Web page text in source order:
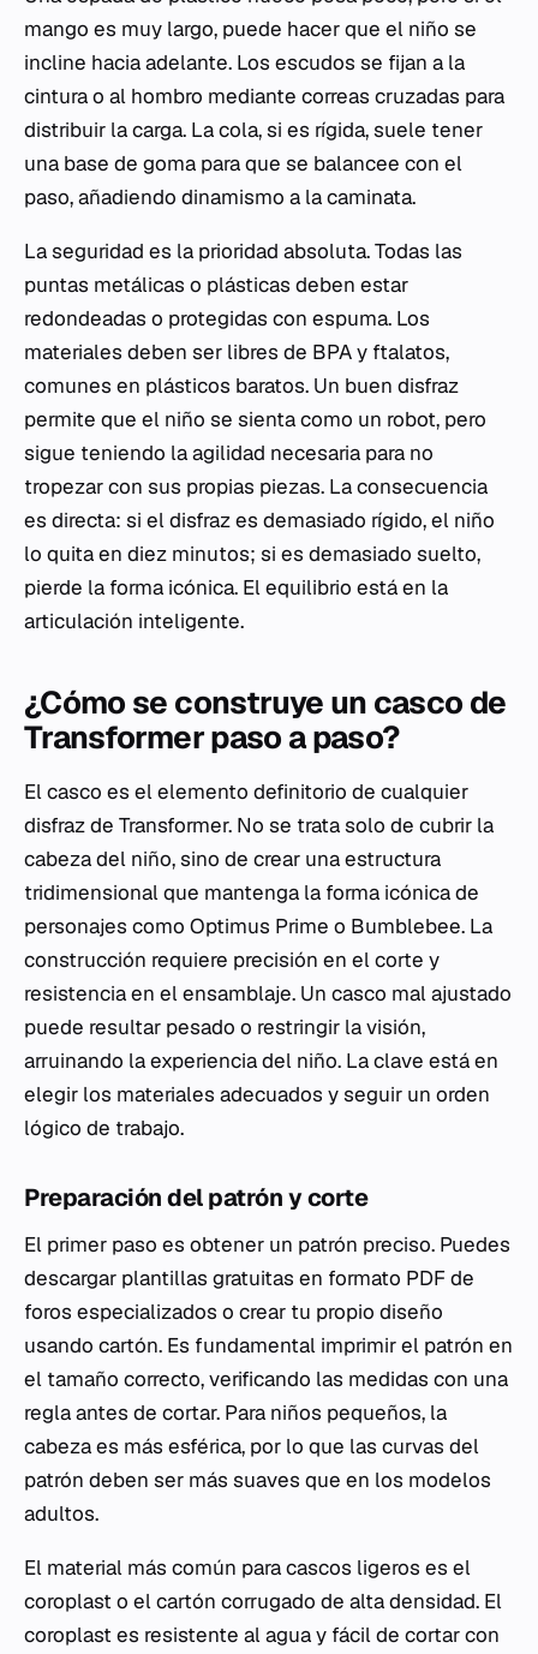
mango es muy largo, puede hacer que el niño se
incline hacia adelante. Los escudos se fijan a la
cintura o al hombro mediante correas cruzadas para
distribuir la carga. La cola, si es rígida, suele tener
una base de goma para que se balancee con el
paso, añadiendo dinamismo a la caminata.
La seguridad es la prioridad absoluta. Todas las
puntas metálicas o plásticas deben estar
redondeadas o protegidas con espuma. Los
materiales deben ser libres de BPA y ftalatos,
comunes en plásticos baratos. Un buen disfraz
permite que el niño se sienta como un robot, pero
sigue teniendo la agilidad necesaria para no
tropezar con sus propias piezas. La consecuencia
es directa: si el disfraz es demasiado rígido, el niño
lo quita en diez minutos; si es demasiado suelto,
pierde la forma icónica. El equilibrio está en la
articulación inteligente.
¿Cómo se construye un casco de
Transformer paso a paso?
El casco es el elemento definitorio de cualquier
disfraz de Transformer. No se trata solo de cubrir la
cabeza del niño, sino de crear una estructura
tridimensional que mantenga la forma icónica de
personajes como Optimus Prime o Bumblebee. La
construcción requiere precisión en el corte y
resistencia en el ensamblaje. Un casco mal ajustado
puede resultar pesado o restringir la visión,
arruinando la experiencia del niño. La clave está en
elegir los materiales adecuados y seguir un orden
lógico de trabajo.
Preparación del patrón y corte
El primer paso es obtener un patrón preciso. Puedes
descargar plantillas gratuitas en formato PDF de
foros especializados o crear tu propio diseño
usando cartón. Es fundamental imprimir el patrón en
el tamaño correcto, verificando las medidas con una
regla antes de cortar. Para niños pequeños, la
cabeza es más esférica, por lo que las curvas del
patrón deben ser más suaves que en los modelos
adultos.
El material más común para cascos ligeros es el
coroplast o el cartón corrugado de alta densidad. El
coroplast es resistente al agua y fácil de cortar con